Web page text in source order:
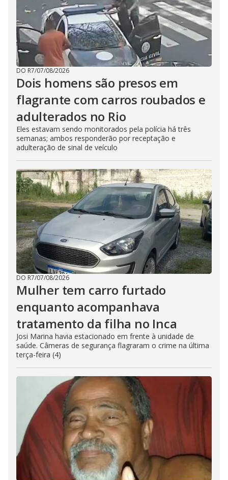
DO R7/07/08/2026
Dois homens são presos em
flagrante com carros roubados e
adulterados no Rio
Eles estavam sendo monitorados pela polícia há três
semanas; ambos responderão por receptação e
adulteração de sinal de veículo
DO R7/07/08/2026
Mulher tem carro furtado
enquanto acompanhava
tratamento da filha no Inca
Josi Marina havia estacionado em frente à unidade de
saúde. Câmeras de segurança flagraram o crime na última
terça-feira (4)